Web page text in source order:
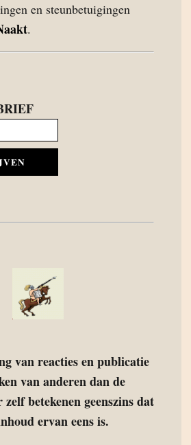
en steunbetuigingen
.
van reacties en publicatie
van anderen dan de
betekenen geenszins dat
ervan eens is.